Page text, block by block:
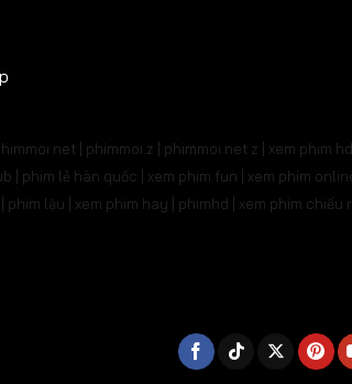
net | phimmoi.z | phimmoi.net z | xem phim
phim lẻ hàn quốc | xem phim fun | xem phim
lậu | xem phim hay | phimhd | xem phim chiếu